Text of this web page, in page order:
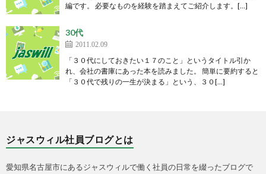
編です。 必要なものを経験を踏まえてご紹介します。[…]
30代
2011.02.09
「３０代にしておきたい１７のこと」というタイトル引か
れ、会社の書庫にあった本を読みました。 簡単に要約すると
「３０代で残りの一生が決まる」という、３０[…]
ジャスウィル社員ブログとは
愛知県名古屋市にあるジャスウィルで働く社員の日常を綴ったブログで